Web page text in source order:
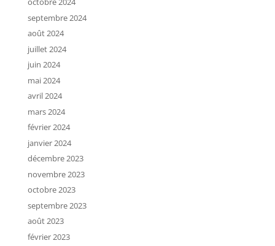
septembre 2024
août 2024
juillet 2024
juin 2024
mai 2024
avril 2024
mars 2024
février 2024
janvier 2024
décembre 2023
novembre 2023
octobre 2023
septembre 2023
août 2023
février 2023